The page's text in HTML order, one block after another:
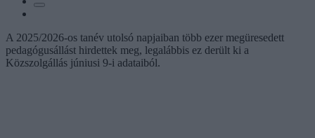
A 2025/2026-os tanév utolsó napjaiban több ezer megüresedett
pedagógusállást hirdettek meg, legalábbis ez derült ki a
Közszolgállás júniusi 9-i adataiból.